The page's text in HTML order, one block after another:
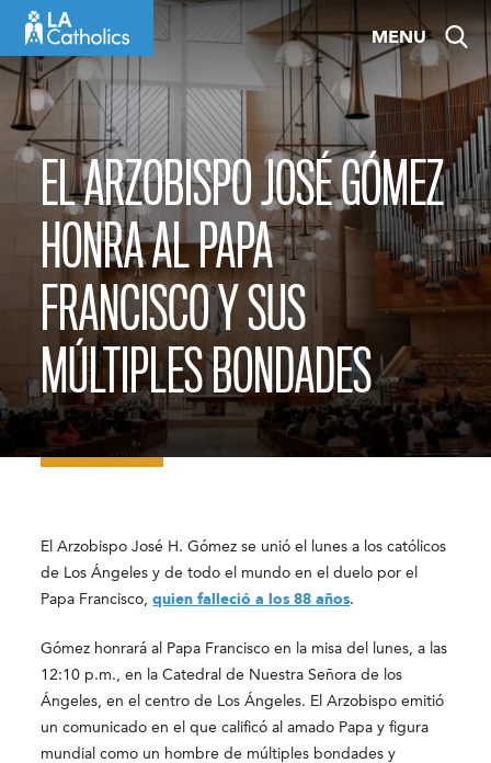
content
MENU
EL ARZOBISPO JOSÉ GÓMEZ
HONRA AL PAPA
FRANCISCO Y SUS
MÚLTIPLES BONDADES
El Arzobispo José H. Gómez se unió el lunes a los católicos
de Los Ángeles y de todo el mundo en el duelo por el
Papa Francisco,quien falleció a los 88 años.
Gómez honrará al Papa Francisco en la misa del lunes, a las
12:10 p.m., en la Catedral de Nuestra Señora de los
Ángeles, en el centro de Los Ángeles. El Arzobispo emitió
un comunicado en el que calificó al amado Papa y figura
mundial como un hombre de múltiples bondades y